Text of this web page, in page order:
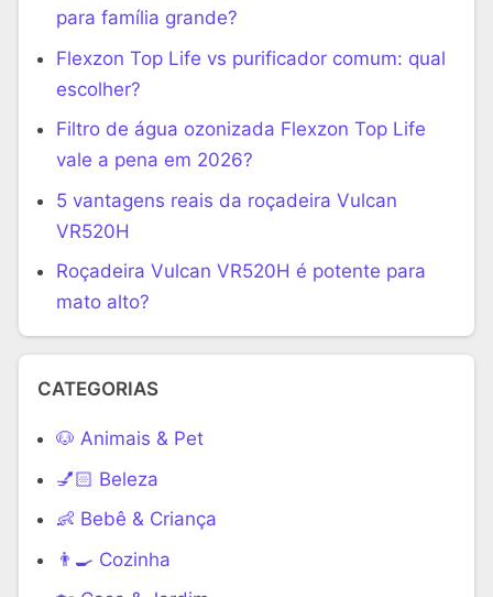
para família grande?
Flexzon Top Life vs purificador comum: qual
escolher?
Filtro de água ozonizada Flexzon Top Life
vale a pena em 2026?
5 vantagens reais da roçadeira Vulcan
VR520H
Roçadeira Vulcan VR520H é potente para
mato alto?
CATEGORIAS
🐶 Animais & Pet
💅🏻 Beleza
👶 Bebê & Criança
👨‍🍳 Cozinha